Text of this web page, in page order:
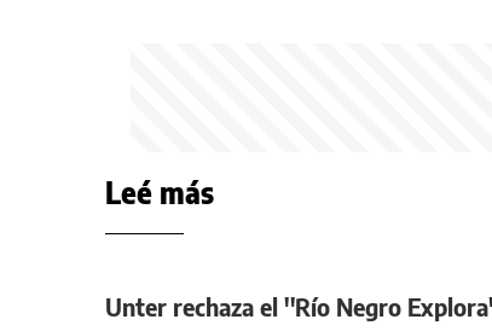
Leé más
Unter rechaza el ''Río Negro